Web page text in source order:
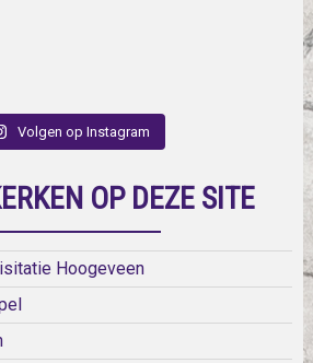
Volgen op Instagram
OP DEZE SITE
Hoogeveen